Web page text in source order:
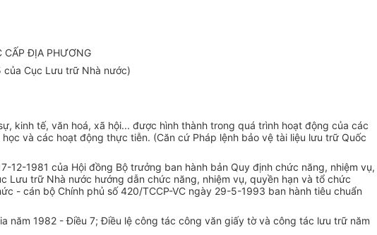
CẤP ĐỊA PHƯƠNG
của Cục Lưu trữ Nhà nước)
kinh tế, văn hoá, xã hội... được hình thành trong quá trình hoạt động của các
và các hoạt động thực tiễn. (Căn cứ Pháp lệnh bảo vệ tài liệu lưu trữ Quốc
12-1981 của Hội đồng Bộ trưởng ban hành bản Quy định chức năng, nhiệm vụ,
Lưu trữ Nhà nước hướng dẫn chức năng, nhiệm vụ, quyền hạn và tổ chức
- cán bộ Chính phủ số 420/TCCP-VC ngày 29-5-1993 ban hành tiêu chuẩn
năm 1982 - Điều 7; Điều lệ công tác công văn giấy tờ và công tác lưu trữ năm